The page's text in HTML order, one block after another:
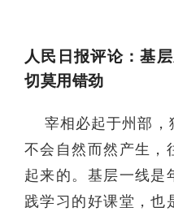
人民日报评论：基
切莫用错劲
宰相必起于州部，
不会自然而然产生，
起来的。基层一线是
践学习的好课堂，也